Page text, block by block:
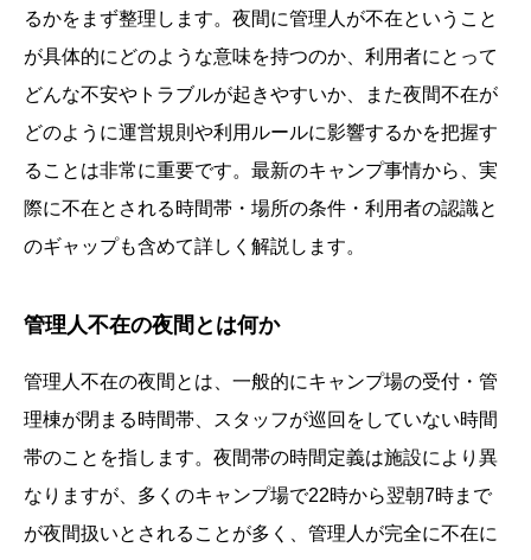
るかをまず整理します。夜間に管理人が不在ということ
が具体的にどのような意味を持つのか、利用者にとって
どんな不安やトラブルが起きやすいか、また夜間不在が
どのように運営規則や利用ルールに影響するかを把握す
ることは非常に重要です。最新のキャンプ事情から、実
際に不在とされる時間帯・場所の条件・利用者の認識と
のギャップも含めて詳しく解説します。
管理人不在の夜間とは何か
管理人不在の夜間とは、一般的にキャンプ場の受付・管
理棟が閉まる時間帯、スタッフが巡回をしていない時間
帯のことを指します。夜間帯の時間定義は施設により異
なりますが、多くのキャンプ場で22時から翌朝7時まで
が夜間扱いとされることが多く、管理人が完全に不在に